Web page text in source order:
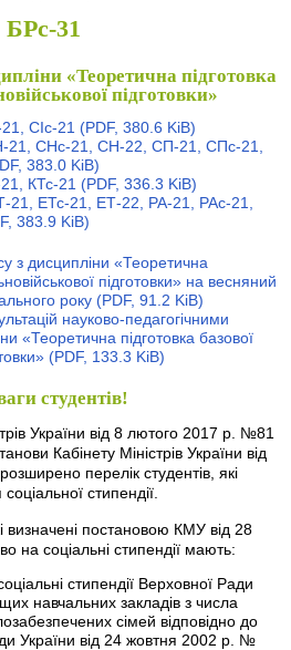
БРс-31
«Теоретична підготовка
підготовки»
СІс-21 (PDF, 380.6 KiB)
21, СНс-21, СН-22, СП-21, СПс-21,
383.0 KiB)
КТс-21 (PDF, 336.3 KiB)
ЕТс-21, ЕТ-22, РА-21, РАс-21,
383.9 KiB)
з дисципліни «Теоретична
підготовки» на весняний
року (PDF, 91.2 KiB)
науково-педагогічними
«Теоретична підготовка базової
(PDF, 133.3 KiB)
студентів!
України від 8 лютого 2017 р. №81
Кабінету Міністрів України від
перелік студентів, які
стипендії.
визначені постановою КМУ від 28
на соціальні стипендії мають:
стипендії Верховної Ради
навчальних закладів з числа
сімей відповідно до
України від 24 жовтня 2002 р. №